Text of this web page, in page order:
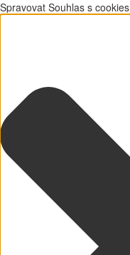
Spravovat Souhlas s cookies